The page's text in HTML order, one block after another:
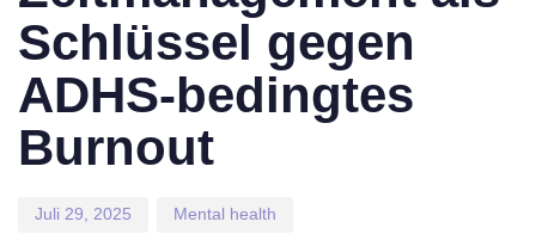
Schlüssel gegen
ADHS-bedingtes
Burnout
Juli 29, 2025 Mental health